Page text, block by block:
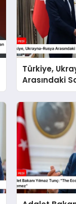
Türkiye,
Arasındaki
Sonlanması
Gösteriyor